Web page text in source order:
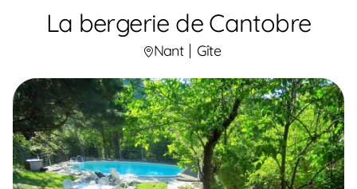
La bergerie de Cantobre
Nant Gîte